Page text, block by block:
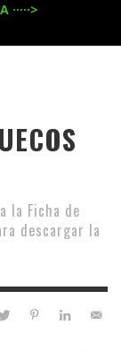
a la Ficha de
descargar la